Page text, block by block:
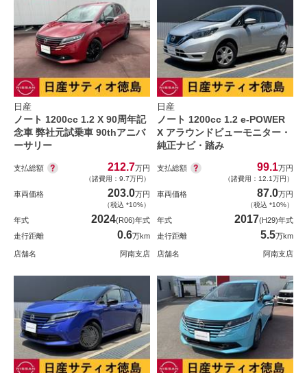
日産
ノート 1200cc 1.2 X 90周年記
念車 弊社元試乗車 90thアニバ
ーサリー
支払総額 212.7万円
（諸費用：9.7万円）
車両価格 203.0万円
（税込 *10%）
年式 2024(R06)年式
走行距離
0.6万km
店舗名 阿南支店
日産
ノート 1200cc 1.2 e-POWER
X アラウンドビューモニター・
純正ナビ・踏み
支払総額 99.1万円
（諸費用：12.1万円）
車両価格 87.0万円
（税込 *10%）
年式 2017(H29)年式
走行距離
5.5万km
店舗名 阿南支店